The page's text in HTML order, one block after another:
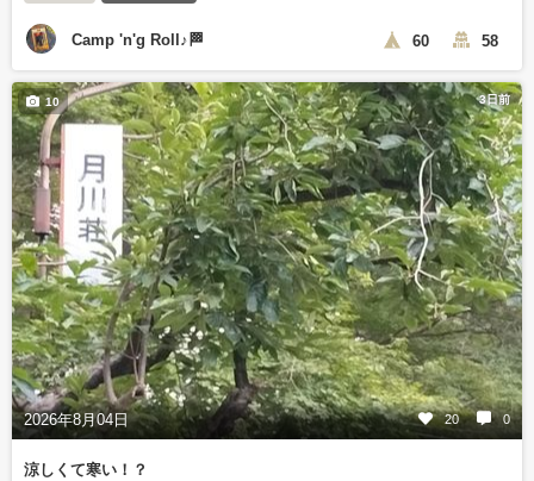
Camp 'n'g Roll♪🏁 60 58
3日前
2026年8月04日 20 0
10
涼しくて寒い！？